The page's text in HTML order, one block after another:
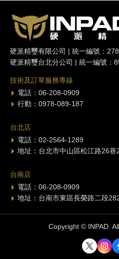
硬派精璽有限公司 | 統一編號：
硬派精璽台北分公司 | 統一編號：
技術及訂單服務專線
電話：06-208-0909
行動：0978-089-187
台北店
電話：02-2564-1289
地址：台北市中山區松江路26巷
台南店
電話：06-208-0909
地址：台南市東區長榮路二段
Copyright © INPAD.